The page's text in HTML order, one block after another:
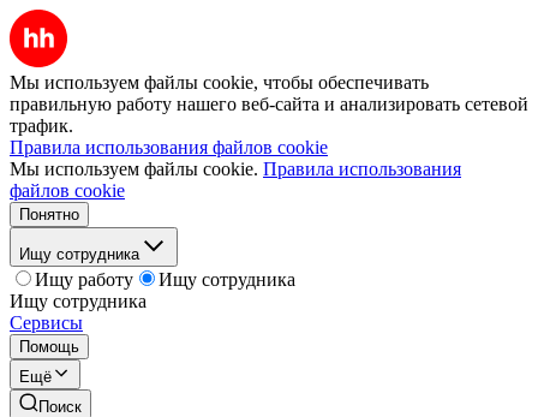
Мы используем файлы cookie, чтобы обеспечивать
правильную работу нашего веб-сайта и анализировать сетевой
трафик.
Правила использования файлов cookie
Мы используем файлы cookie. Правила использования
файлов cookie
Понятно
Ищу сотрудника
Ищу работу
Ищу сотрудника
Ищу сотрудника
Сервисы
Помощь
Ещё
Поиск